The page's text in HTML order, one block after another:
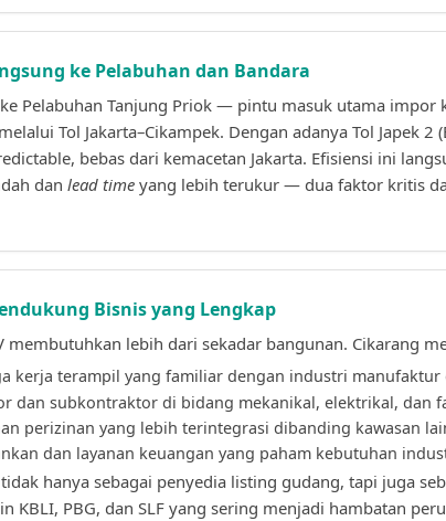
ke Pelabuhan dan Bandara
Pelabuhan Tanjung Priok — pintu masuk utama
melalui Tol Jakarta–Cikampek. Dengan adanya Tol Japek
bebas dari kemacetan Jakarta. Efisiensi ini
dan lead time yang lebih terukur — dua faktor kritis
Bisnis yang Lengkap
membutuhkan lebih dari sekadar bangunan. Cikarang
kerja terampil yang familiar dengan industri
dan subkontraktor di bidang mekanikal, elektrikal, dan
perizinan yang lebih terintegrasi dibanding kawasan
dan layanan keuangan yang paham kebutuhan
hanya sebagai penyedia listing gudang, tapi juga
KBLI, PBG, dan SLF yang sering menjadi hambatan